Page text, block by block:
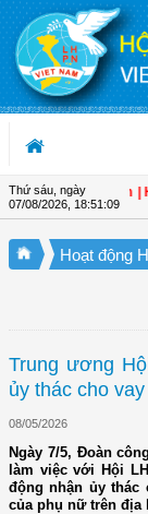
Truy cập nội dung luôn
Thứ sáu, ngày
07/08/2026, 18:51:10
cho hội viên | Hội
Hoạt động
Trung ương
ủy thác cho
08/05/2026
Ngày 7/5, Đoàn
làm việc với Hội
động nhận ủy thác
của phụ nữ trên địa